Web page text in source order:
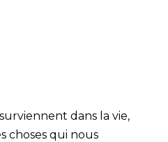
dans la vie,
choses qui nous